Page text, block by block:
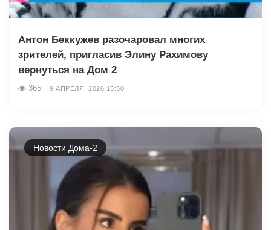
Антон Беккужев разочаровал многих
зрителей, пригласив Элину Рахимову
вернуться на Дом 2
365 9 АПРЕЛЯ, 2026 15:50
Новости Дома-2